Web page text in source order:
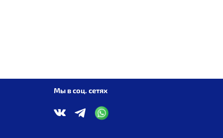
Мы в соц. сетях